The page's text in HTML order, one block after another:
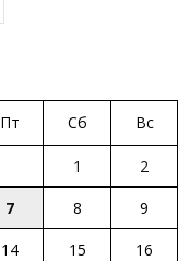
Пт Сб Вс
1
2
7 8
9
14 15
16